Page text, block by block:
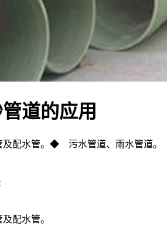
道的应用
配水管。◆ 污水管道、雨水管道。
配水管。